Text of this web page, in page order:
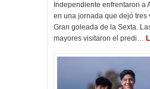
Independiente enfrentaron a
en una jornada que dejó tres
Gran goleada de la Sexta.
mayores visitaron el predi…